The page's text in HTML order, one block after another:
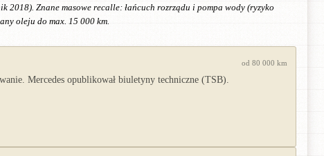
2018). Znane masowe recalle: łańcuch rozrządu i pompa wody (ryzyko
oleju do max. 15 000 km.
od 80 000 km
Mercedes opublikował biuletyny techniczne (TSB).